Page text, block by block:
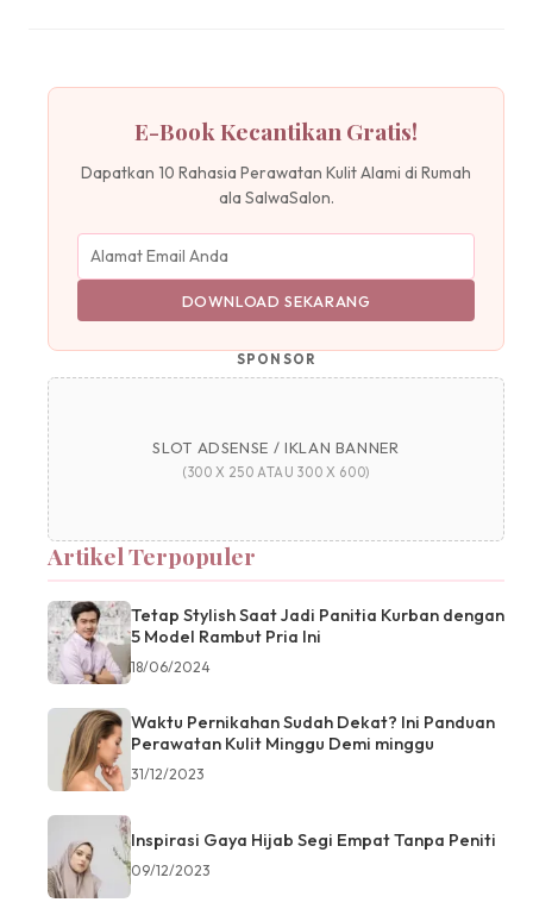
E-Book Kecantikan Gratis!
Dapatkan 10 Rahasia Perawatan Kulit Alami di Rumah
ala SalwaSalon.
DOWNLOAD SEKARANG
SPONSOR
SLOT ADSENSE / IKLAN BANNER
(300 X 250 ATAU 300 X 600)
Artikel Terpopuler
Tetap Stylish Saat Jadi Panitia Kurban dengan
5 Model Rambut Pria Ini
18/06/2024
Waktu Pernikahan Sudah Dekat? Ini Panduan
Perawatan Kulit Minggu Demi minggu
31/12/2023
Inspirasi Gaya Hijab Segi Empat Tanpa Peniti
09/12/2023